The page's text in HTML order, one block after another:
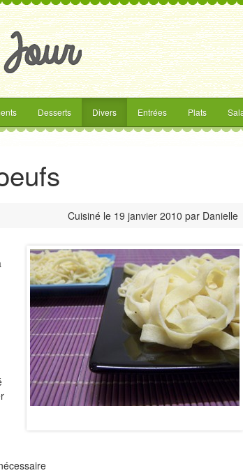
Desserts Divers Entrées Plats
Cuisiné le 19 janvier 2010 par Danielle